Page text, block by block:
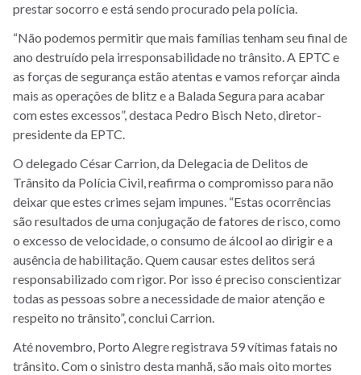
prestar socorro e está sendo procurado pela polícia.
“Não podemos permitir que mais famílias tenham seu final de
ano destruído pela irresponsabilidade no trânsito. A EPTC e
as forças de segurança estão atentas e vamos reforçar ainda
mais as operações de blitz e a Balada Segura para acabar
com estes excessos”, destaca Pedro Bisch Neto, diretor-
presidente da EPTC.
O delegado César Carrion, da Delegacia de Delitos de
Trânsito da Polícia Civil, reafirma o compromisso para não
deixar que estes crimes sejam impunes. “Estas ocorrências
são resultados de uma conjugação de fatores de risco, como
o excesso de velocidade, o consumo de álcool ao dirigir e a
ausência de habilitação. Quem causar estes delitos será
responsabilizado com rigor. Por isso é preciso conscientizar
todas as pessoas sobre a necessidade de maior atenção e
respeito no trânsito”, conclui Carrion.
Até novembro, Porto Alegre registrava 59 vítimas fatais no
trânsito. Com o sinistro desta manhã, são mais oito mortes